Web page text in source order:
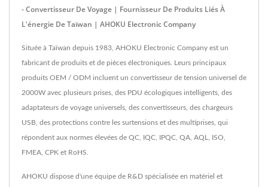
- Convertisseur De Voyage | Fournisseur De Produits Liés À
L'énergie De Taïwan | AHOKU Electronic Company
Située à Taïwan depuis 1983, AHOKU Electronic Company est un
fabricant de produits et de pièces électroniques. Leurs principaux
produits OEM / ODM incluent un convertisseur de tension universel de
2000W avec plusieurs prises, des PDU écologiques intelligents, des
adaptateurs de voyage universels, des convertisseurs, des chargeurs
USB, des protections contre les surtensions et des multiprises, qui
répondent aux normes élevées de QC, IQC, IPQC, QA, AQL, ISO,
FMEA, CPK et RoHS.
AHOKU dispose d'une équipe de R&D spécialisée en matériel et